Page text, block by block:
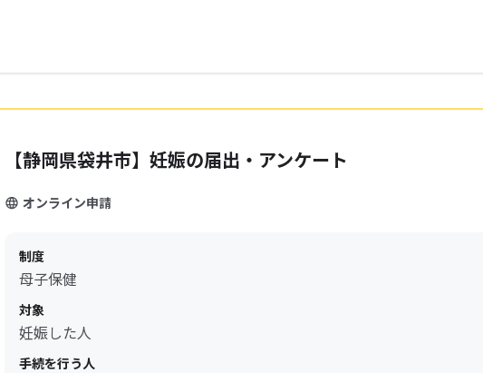
【静岡県袋井市】妊娠の届出・アンケート
オンライン申請
制度
母子保健
対象
妊娠した人
手続を行う人